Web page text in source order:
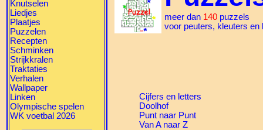
Knutselen
Liedjes
Plaatjes
Puzzelen
Recepten
Schminken
Strijkkralen
Traktaties
Verhalen
Wallpaper
Linken
Olympische spelen
WK voetbal 2026
meer dan 140 puzzels
voor peuters, kleuters en
Cijfers en letters
Doolhof
Punt naar Punt
Van A naar Z